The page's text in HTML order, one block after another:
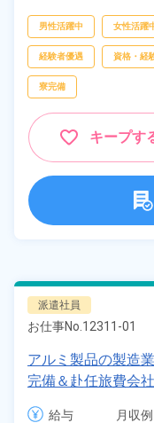
男性活躍中 女性活躍
経験者優遇 資格・経
寮完備
キープす
派遣社員
お仕事No. 12311-01
アルミ製品の製造
完備＆赴任旅費会
安食堂有り！マイ
給与
月収